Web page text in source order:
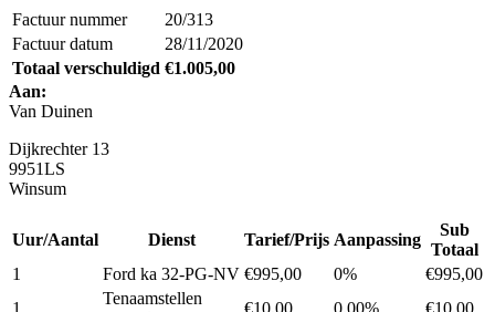
Factuur nummer
20/313
Factuur datum
28/11/2020
Totaal verschuldigd €1.005,00
Aan:
Van Duinen
Dijkrechter 13
9951LS
Winsum
Uur/Aantal Dienst Tarief/Prijs Aanpassing
Sub
Totaal
1
Ford ka 32-PG-NV €995,00 0%
€995,00
1
Tenaamstellen
€10,00 0.00%
€10,00